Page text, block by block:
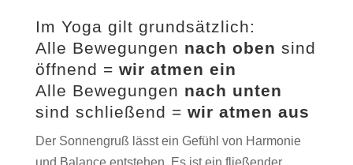
Im Yoga gilt grundsätzlich:
Alle Bewegungen nach oben sind
öffnend = wir atmen ein
Alle Bewegungen nach unten
sind schließend = wir atmen aus
Der Sonnengruß lässt ein Gefühl von Harmonie
und Balance entstehen. Es ist ein fließender